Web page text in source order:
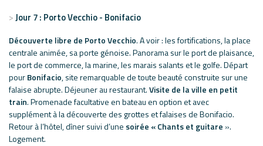
Jour 7 : Porto Vecchio - Bonifacio
Découverte libre de Porto Vecchio. A voir : les fortifications, la place
centrale animée, sa porte génoise. Panorama sur le port de plaisance,
le port de commerce, la marine, les marais salants et le golfe. Départ
pourBonifacio, site remarquable de toute beauté construite sur une
falaise abrupte. Déjeuner au restaurant.Visite de la ville en petit
train. Promenade facultative en bateau en option et avec
supplément à la découverte des grottes et falaises de Bonifacio.
Retour à l’hôtel, dîner suivi d’une soirée « Chants et guitare ».
Logement.